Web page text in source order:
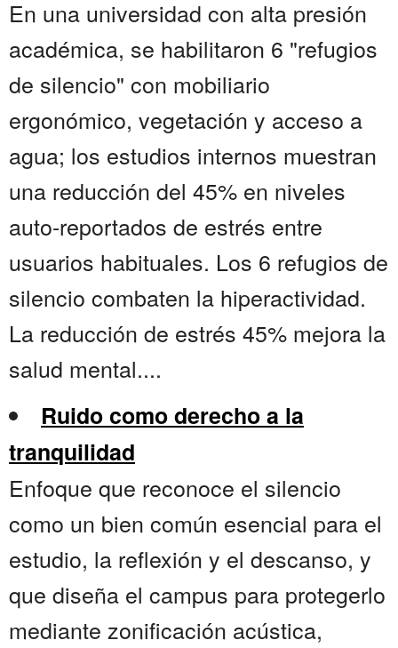
En una universidad con alta presión
académica, se habilitaron 6 "refugios
de silencio" con mobiliario
ergonómico, vegetación y acceso a
agua; los estudios internos muestran
una reducción del 45% en niveles
auto-reportados de estrés entre
usuarios habituales. Los 6 refugios de
silencio combaten la hiperactividad.
La reducción de estrés 45% mejora la
salud mental....
Ruido como derecho a la
tranquilidad
Enfoque que reconoce el silencio
como un bien común esencial para el
estudio, la reflexión y el descanso, y
que diseña el campus para protegerlo
mediante zonificación acústica,